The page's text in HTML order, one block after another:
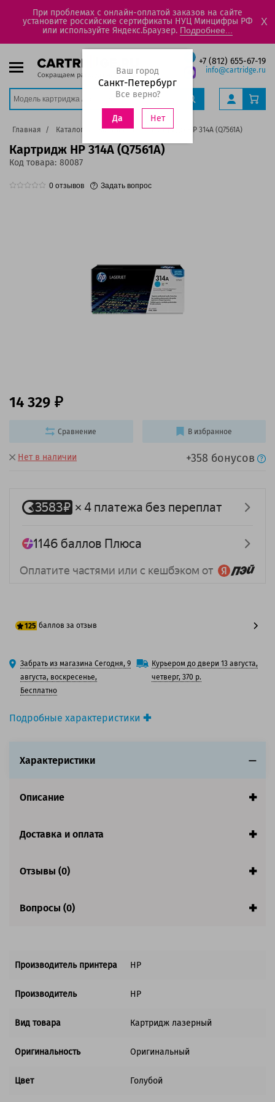
При проблемах с онлайн-оплатой заказов на сайте
установите российские сертификаты НУЦ Минцифры РФ
или используйте Яндекс.Браузер. Подробнее...
X
+7 (812) 655-67-19
info@cartridge.ru
Ваш город
Санкт-Петербург
Все верно?
Да Нет
Главная Каталог Картриджи Картридж HP 314A (Q7561A)
Картридж HP 314A (Q7561A)
Код товара: 80087
0 отзывов Задать вопрос
Подробные характеристики
Вид товара:Картридж лазерный
Ресурс:3 500 страниц формата А4 при 5%
Совместим с аппаратами
Нет в наличии +358 бонусов
14 329
125 баллов за отзыв
100 баллов
125 баллов
Забрать из магазина Сегодня, 9
августа, воскресенье,
Бесплатно
Курьером до двери 13 августа,
четверг, 370 р.
Сравнение В избранное
Характеристики
Описание
Доставка и оплата
Отзывы (0)
Вопросы (0)
Производитель принтера HP
Производитель HP
Вид товара Картридж лазерный
Оригинальность Оригинальный
Цвет Голубой